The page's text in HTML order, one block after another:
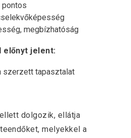
pontos
megbízhatóság
előnyt jelent:
szerzett tapasztalat
dolgozik, ellátja
melyekkel a